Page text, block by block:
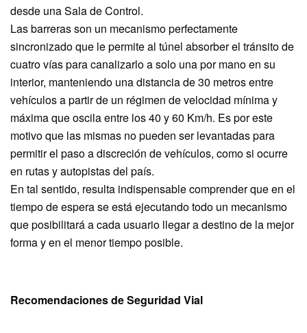
desde una Sala de Control.
Las barreras son un mecanismo perfectamente
sincronizado que le permite al túnel absorber el tránsito de
cuatro vías para canalizarlo a solo una por mano en su
interior, manteniendo una distancia de 30 metros entre
vehículos a partir de un régimen de velocidad mínima y
máxima que oscila entre los 40 y 60 Km/h. Es por este
motivo que las mismas no pueden ser levantadas para
permitir el paso a discreción de vehículos, como si ocurre
en rutas y autopistas del país.
En tal sentido, resulta indispensable comprender que en el
tiempo de espera se está ejecutando todo un mecanismo
que posibilitará a cada usuario llegar a destino de la mejor
forma y en el menor tiempo posible.
Recomendaciones de Seguridad Vial